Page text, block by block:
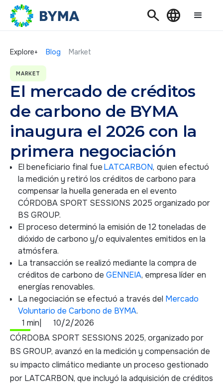
Search Language
Explore+ Blog Market
MARKET
El mercado de créditos
de carbono de BYMA
inaugura el 2026 con la
primera negociación
El beneficiario final fueLATCARBON, quien efectuó
la medición y retiró los créditos de carbono para
compensar la huella generada en el evento
CÓRDOBA SPORT SESSIONS 2025 organizado por
BS GROUP.
El proceso determinó la emisión de 12 toneladas de
dióxido de carbono y/o equivalentes emitidos en la
atmósfera.
La transacción se realizó mediante la compra de
créditos de carbono de GENNEIA, empresa líder en
energías renovables.
La negociación se efectuó a través del Mercado
Voluntario de Carbono de BYMA.
1 min
10/2/2026
CÓRDOBA SPORT SESSIONS 2025, organizado por
BS GROUP, avanzó en la medición y compensación de
su impacto climático mediante un proceso gestionado
por LATCARBON, que incluyó la adquisición de créditos